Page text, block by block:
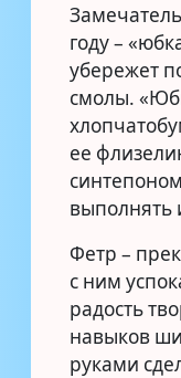
году –
убережет
смолы.
ее
выполнять
Фетр –
с ним
радость
навыков
руками